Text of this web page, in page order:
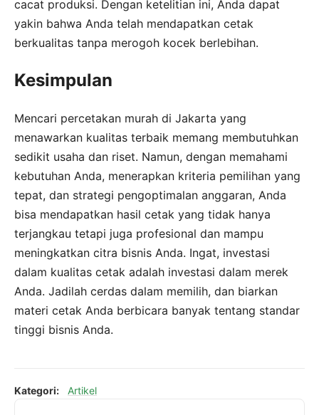
cacat produksi. Dengan ketelitian ini, Anda dapat
yakin bahwa Anda telah mendapatkan cetak
berkualitas tanpa merogoh kocek berlebihan.
Kesimpulan
Mencari percetakan murah di Jakarta yang
menawarkan kualitas terbaik memang membutuhkan
sedikit usaha dan riset. Namun, dengan memahami
kebutuhan Anda, menerapkan kriteria pemilihan yang
tepat, dan strategi pengoptimalan anggaran, Anda
bisa mendapatkan hasil cetak yang tidak hanya
terjangkau tetapi juga profesional dan mampu
meningkatkan citra bisnis Anda. Ingat, investasi
dalam kualitas cetak adalah investasi dalam merek
Anda. Jadilah cerdas dalam memilih, dan biarkan
materi cetak Anda berbicara banyak tentang standar
tinggi bisnis Anda.
Kategori: Artikel